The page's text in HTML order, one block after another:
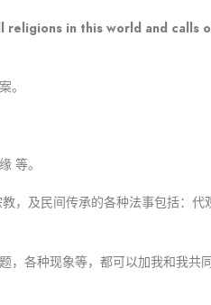
in this world and calls
。
等。
，及民间传承的各种法事包括：
各种现象等，都可以加我和我